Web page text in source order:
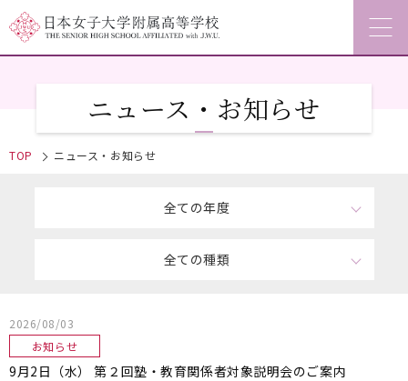
ニュース・お知らせ
TOP ニュース・お知らせ
全ての年度
全ての種類
2026/08/03
お知らせ
9月2日（水） 第２回塾・教育関係者対象説明会のご案内